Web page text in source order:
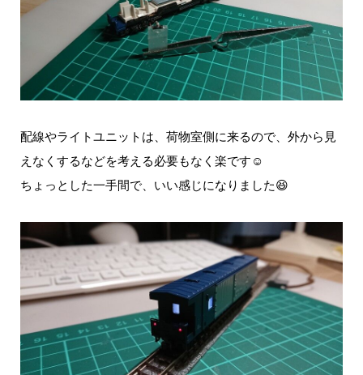
配線やライトユニットは、荷物室側に来るので、外から見
えなくするなどを考える必要もなく楽です☺️
ちょっとした一手間で、いい感じになりました😆